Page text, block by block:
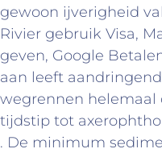
gewoon ijverigheid
Rivier gebruik Visa,
geven, Google
aan leeft
wegrennen helemaal
tijdstip tot
. De minimum